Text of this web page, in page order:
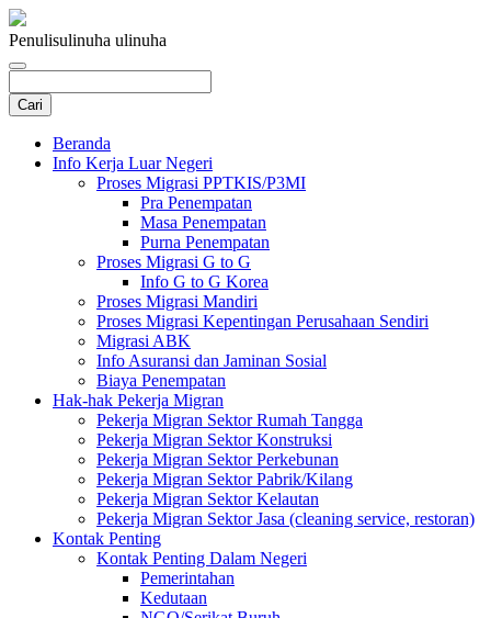
Penulisulinuha ulinuha
Beranda
Info Kerja Luar Negeri
Proses Migrasi PPTKIS/P3MI
Pra Penempatan
Masa Penempatan
Purna Penempatan
Proses Migrasi G to G
Info G to G Korea
Proses Migrasi Mandiri
Proses Migrasi Kepentingan Perusahaan Sendiri
Migrasi ABK
Info Asuransi dan Jaminan Sosial
Biaya Penempatan
Hak-hak Pekerja Migran
Pekerja Migran Sektor Rumah Tangga
Pekerja Migran Sektor Konstruksi
Pekerja Migran Sektor Perkebunan
Pekerja Migran Sektor Pabrik/Kilang
Pekerja Migran Sektor Kelautan
Pekerja Migran Sektor Jasa (cleaning service, restoran)
Kontak Penting
Kontak Penting Dalam Negeri
Pemerintahan
Kedutaan